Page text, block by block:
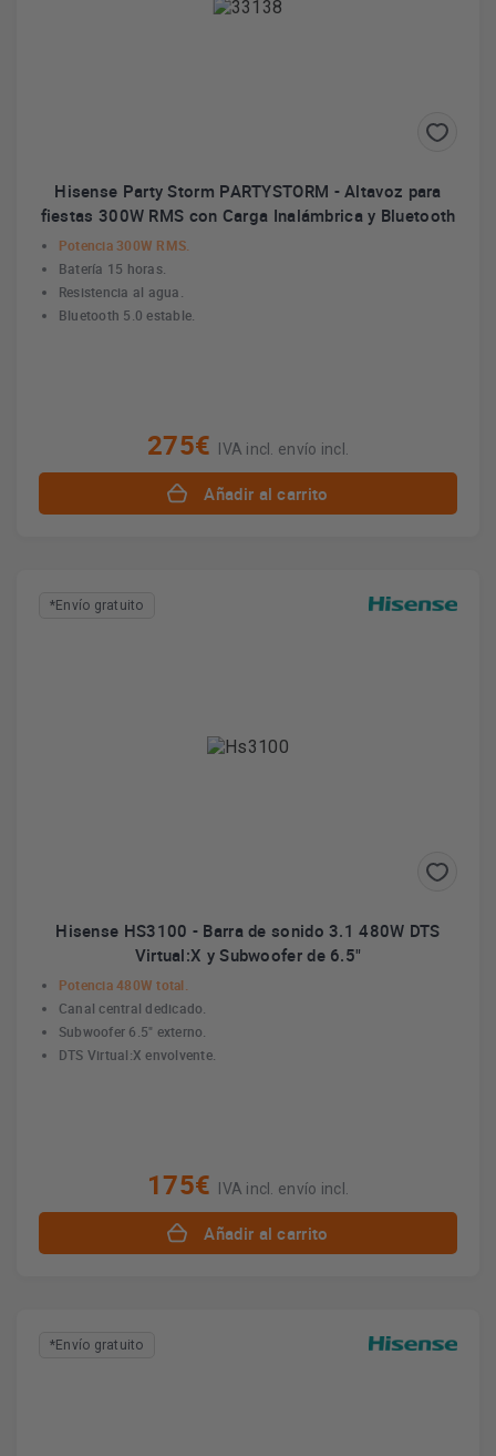
Hisense Party Storm PARTYSTORM - Altavoz para
fiestas 300W RMS con Carga Inalámbrica y Bluetooth
Potencia 300W RMS.
Batería 15 horas.
Resistencia al agua.
Bluetooth 5.0 estable.
275€ IVA incl. envío incl.
Añadir al carrito
*Envío gratuito
Hisense HS3100 - Barra de sonido 3.1 480W DTS
Virtual:X y Subwoofer de 6.5"
Potencia 480W total.
Canal central dedicado.
Subwoofer 6.5" externo.
DTS Virtual:X envolvente.
175€ IVA incl. envío incl.
Añadir al carrito
*Envío gratuito